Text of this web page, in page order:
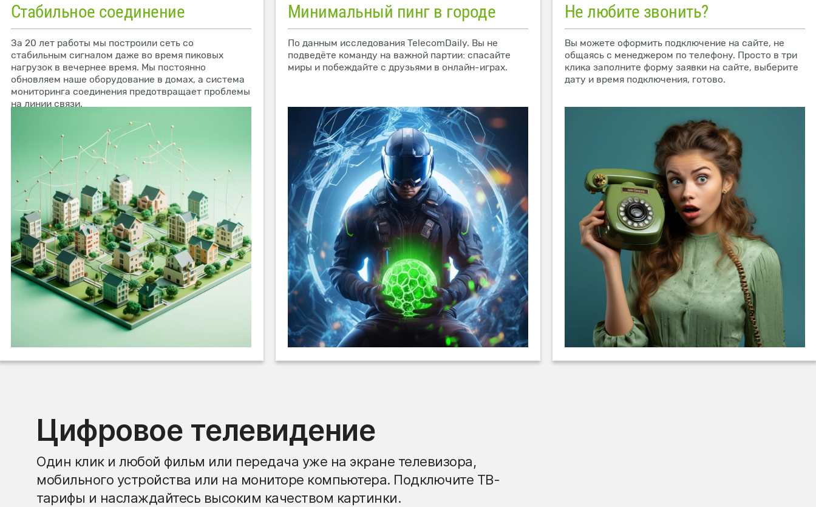
Стабильное соединение
За 20 лет работы мы построили сеть со
стабильным сигналом даже во время пиковых
нагрузок в вечернее время. Мы постоянно
обновляем наше оборудование в домах, а система
мониторинга соединения предотвращает проблемы
на линии связи.
Минимальный пинг в городе
По данным исследования TelecomDaily. Вы не
подведёте команду на важной партии: спасайте
миры и побеждайте с друзьями в онлайн-играх.
Не любите звонить?
Вы можете оформить подключение на сайте, не
общаясь с менеджером по телефону. Просто в три
клика заполните форму заявки на сайте, выберите
дату и время подключения, готово.
Цифровое телевидение
Один клик и любой фильм или передача уже на экране телевизора,
мобильного устройства или на мониторе компьютера. Подключите ТВ-
тарифы и наслаждайтесь высоким качеством картинки.